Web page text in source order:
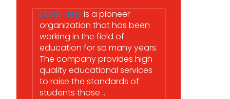
Essay Help is a pioneer
organization that has been
working in the field of
education for so many years.
The company provides high
quality educational services
to raise the standards of
students those ...